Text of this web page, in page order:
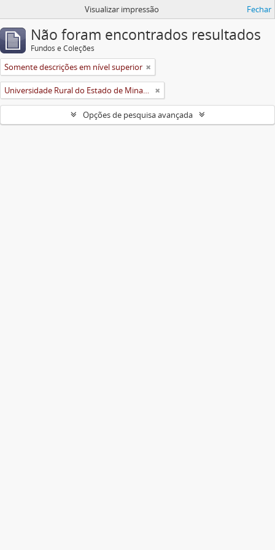
Visualizar impressão Fechar
Não foram encontrados resultados
Fundos e Coleções
Somente descrições em nível superior
Universidade Rural do Estado de Minas Gerais (Uremg)
Opções de pesquisa avançada